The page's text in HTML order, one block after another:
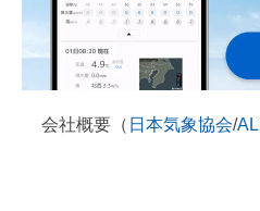
会社概要（ 日本気象協会/